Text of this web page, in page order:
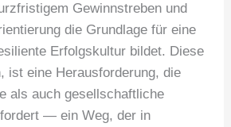
Gewinnstreben und
die Grundlage für eine
Erfolgskultur bildet. Diese
ist eine Herausforderung, die
als auch gesellschaftliche
— ein Weg, der in